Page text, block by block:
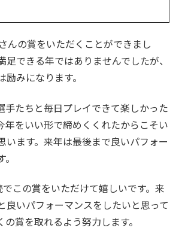
んの賞をいただくことができまし
足できる年ではありませんでしたが、
みになります。
手たちと毎日プレイできて楽しかった
年をいい形で締めくくれたからこそい
います。来年は最後まで良いパフォー
でこの賞をいただけて嬉しいです。来
良いパフォーマンスをしたいと思って
の賞を取れるよう努力します。